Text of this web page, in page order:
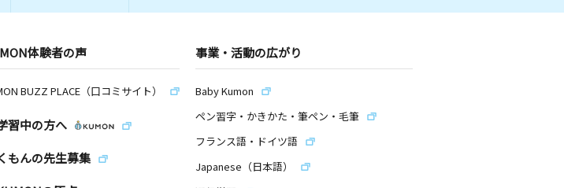
体験者の声
BUZZ PLACE（口コミサイト）
習中の方へ
もんの先生募集
事業・活動の広がり
Baby Kumon
ペン習字・かきかた・筆ペン・毛筆
フランス語・ドイツ語
Japanese（日本語）